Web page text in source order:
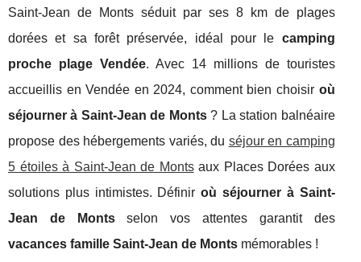
Saint-Jean de Monts séduit par ses 8 km de plages
dorées et sa forêt préservée, idéal pour le camping
proche plage Vendée. Avec 14 millions de touristes
accueillis en Vendée en 2024, comment bien choisir où
séjourner à Saint-Jean de Monts? La station balnéaire
propose des hébergements variés, du séjour en camping
5 étoiles à Saint-Jean de Montsaux Places Dorées aux
solutions plus intimistes. Définiroù séjourner à Saint-
Jean de Montsselon vos attentes garantit des
vacances famille Saint-Jean de Monts mémorables !